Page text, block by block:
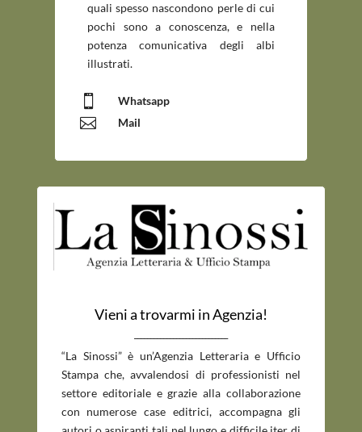
quali spesso nascondono perle di cui
pochi sono a conoscenza, e nella
potenza comunicativa degli albi
illustrati.
 Whatsapp
 Mail
Vieni a trovarmi in Agenzia!
“La Sinossi” è un’Agenzia Letteraria e Ufficio
Stampa che, avvalendosi di professionisti nel
settore editoriale e grazie alla collaborazione
con numerose case editrici, accompagna gli